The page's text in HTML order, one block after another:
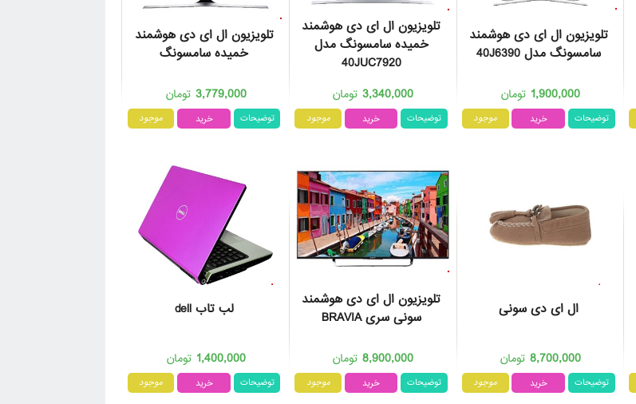
تلویزیون ال ای دی هوشمند
سامسونگ مدل 40J6390
1,900,000 تومان
توضیحات موجود
تلویزیون ال ای دی هوشمند
خمیده سامسونگ مدل
40JUC7920
3,340,000تومان
توضیحات موجود
تلویزیون ال ای دی هوشمند
خمیده سامسونگ
3,779,000 تومان
توضیحات موجود
ال ای دی سونی
8,700,000 تومان
توضیحات موجود
تلویزیون ال ای دی هوشمند
سونی سری BRAVIA
8,900,000تومان
توضیحات موجود
لب تاب dell
1,400,000 تومان
توضیحات موجود